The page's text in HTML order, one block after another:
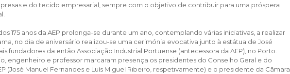
e do tecido empresarial, sempre com o objetivo de contribuir para uma próspera
175 anos da AEP prolonga-se durante um ano, contemplando várias iniciativas, a realizar
no dia de aniversário realizou-se uma cerimónia evocativa junto à estátua de José
fundadores da então Associação Industrial Portuense (antecessora da AEP), no Porto.
engenheiro e professor marcaram presença os presidentes do Conselho Geral e do
(José Manuel Fernandes e Luís Miguel Ribeiro, respetivamente) e o presidente da Câmara